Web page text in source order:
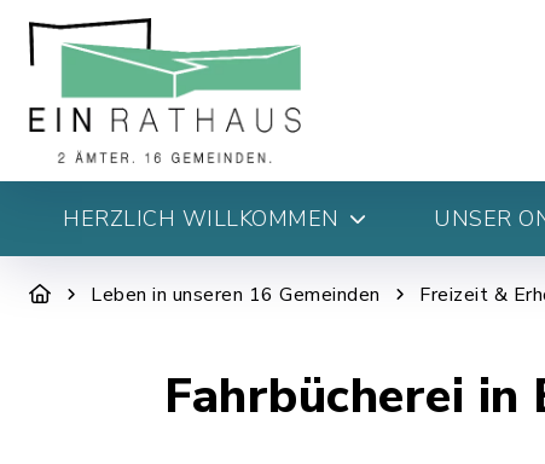
HERZLICH WILLKOMMEN UNSER
Leben in unseren 16 Gemeinden Freizeit &
Fahrbücherei in